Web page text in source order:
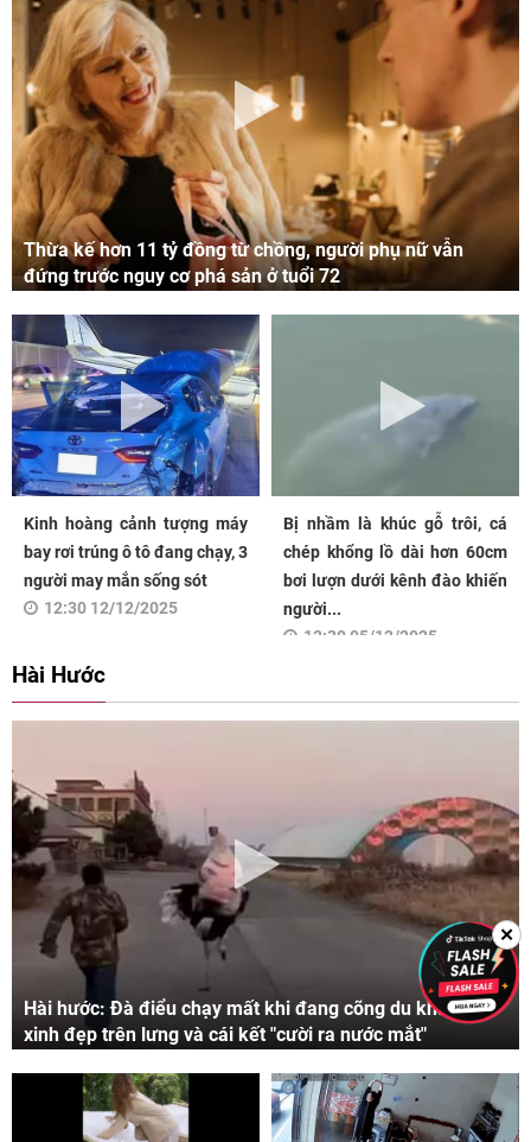
Thừa kế hơn 11 tỷ đồng từ chồng, người phụ nữ vẫn
đứng trước nguy cơ phá sản ở tuổi 72
Kinh hoàng cảnh tượng máy
bay rơi trúng ô tô đang chạy, 3
người may mắn sống sót
12:30 12/12/2025
Bị nhầm là khúc gỗ trôi, cá
chép khổng lồ dài hơn 60cm
bơi lượn dưới kênh đào khiến
người...
12:30 05/12/2025
Hài Hước
Hài hước: Đà điểu chạy mất khi đang cõng du khách
xinh đẹp trên lưng và cái kết "cười ra nước mắt"
✕